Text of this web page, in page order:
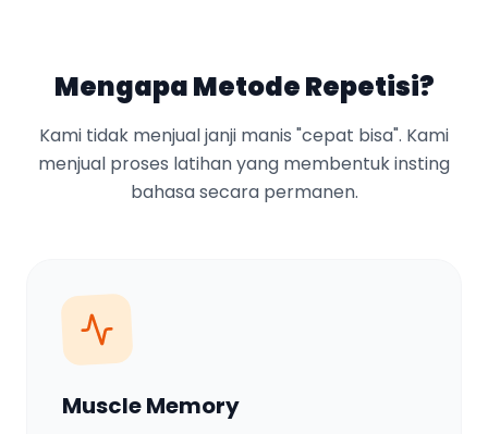
Mengapa Metode Repetisi?
Kami tidak menjual janji manis "cepat bisa". Kami
menjual proses latihan yang membentuk insting
bahasa secara permanen.
Muscle Memory